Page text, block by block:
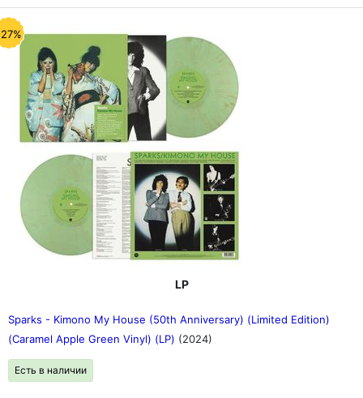
LP
Sparks - Kimono My House (50th Anniversary) (Limited Edition)
(Caramel Apple Green Vinyl) (LP) (2024)
Есть в наличии